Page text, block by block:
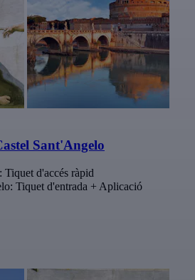
Sant'Angelo
Tiquet d'accés ràpid
Tiquet d'entrada + Aplicació